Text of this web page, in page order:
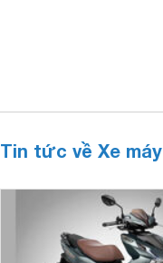
Tin tức về Xe máy